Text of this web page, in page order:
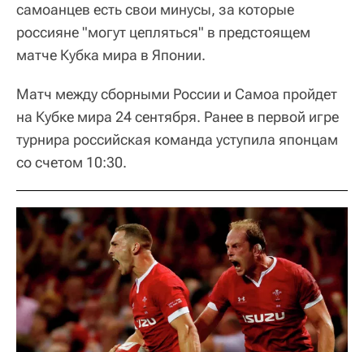
самоанцев есть свои минусы, за которые
россияне "могут цепляться" в предстоящем
матче Кубка мира в Японии.
Матч между сборными России и Самоа пройдет
на Кубке мира 24 сентября. Ранее в первой игре
турнира российская команда уступила японцам
со счетом 10:30.